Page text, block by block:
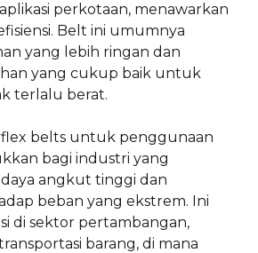
perkotaan, menawarkan
Belt ini umumnya
yang lebih ringan dan
yang cukup baik untuk
terlalu berat.
belts untuk penggunaan
bagi industri yang
angkut tinggi dan
beban yang ekstrem. Ini
di sektor pertambangan,
barang, di mana